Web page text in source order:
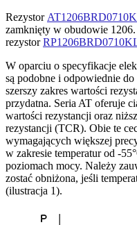
Rezystor
zamknięty w obudowie
rezystor
W oparciu o specyfikacje
są podobne i odpowiednie
szerszy zakres wartości
przydatna. Seria AT oferuje
wartości rezystancji oraz
rezystancji (TCR). Obie te
wymagających większej
w zakresie temperatur od -
poziomach mocy. Należy
zostać obniżona, jeśli
(ilustracja 1).